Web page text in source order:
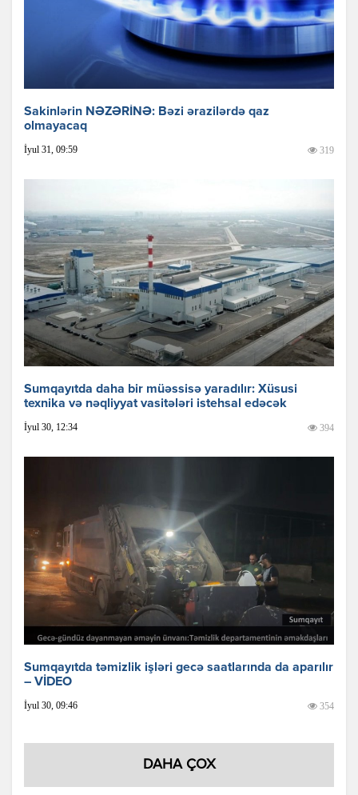
Sakinlərin NƏZƏRİNƏ: Bəzi ərazilərdə qaz
olmayacaq
İyul 31, 09:59 319
Sumqayıtda daha bir müəssisə yaradılır: Xüsusi
texnika və nəqliyyat vasitələri istehsal edəcək
İyul 30, 12:34 394
Sumqayıtda təmizlik işləri gecə saatlarında da aparılır
– VİDEO
İyul 30, 09:46 354
DAHA ÇOX